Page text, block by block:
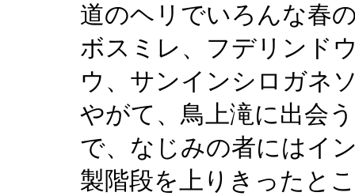
道のヘリでいろんな春
ボスミレ、フデリンド
ウ、サンインシロガネ
やがて、鳥上滝に出会
で、なじみの者にはイ
製階段を上りきったと